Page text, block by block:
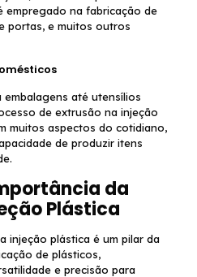
empregado na fabricação de
portas, e muitos outros
até utensílios
de extrusão na injeção
muitos aspectos do cotidiano,
de produzir itens
da
Plástica
injeção plástica é um pilar da
de plásticos,
e precisão para